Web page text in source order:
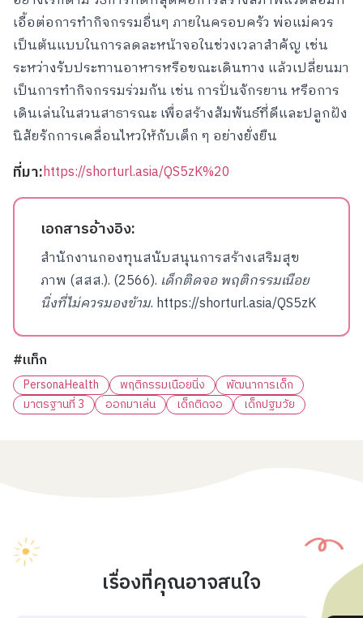
เอื้อต่อการทำกิจกรรมอื่นๆ ภายในครอบครัว พ่อแม่ควร
เป็นต้นแบบในการลดละหน้าจอในช่วงเวลาสำคัญ เช่น
ระหว่างรับประทานอาหารหรือขณะเดินทาง แล้วเปลี่ยนมา
เป็นการทำกิจกรรมร่วมกัน เช่น การปั่นจักรยาน หรือการ
เดินเล่นในสวนสาธารณะ เพื่อสร้างสัมพันธ์ที่ดีและปลูกฝัง
นิสัยรักการเคลื่อนไหวให้กับเด็ก ๆ อย่างยั่งยืน
ที่มา:https://shorturl.asia/QS5zK%20
เอกสารอ้างอิง:
สำนักงานกองทุนสนับสนุนการสร้างเสริมสุข
ภาพ (สสส.). (2566). เด็กติดจอ พฤติกรรมเนือย
นิ่งที่ไม่ควรมองข้าม. https://shorturl.asia/QS5zK
#แท็ก
PersonaHealth พฤติกรรมเนือยนิ่ง
พัฒนาการเด็ก
มาตรฐานที่ 3
ออกมาเล่น เด็กติดจอ เด็กปฐมวัย
เรื่องที่คุณอาจสนใจ